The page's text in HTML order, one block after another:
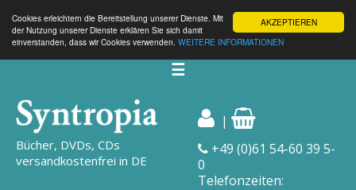
AKZEPTIEREN
Cookies erleichtern die Bereitstellung unserer Dienste. Mit
der Nutzung unserer Dienste erklären Sie sich damit
einverstanden, dass wir Cookies verwenden. WEITERE INFORMATIONEN
☰
Bücher, DVDs, CDs
versandkostenfrei in DE
|
+49 (0)61 54-60 39 5-
0
Telefonzeiten: